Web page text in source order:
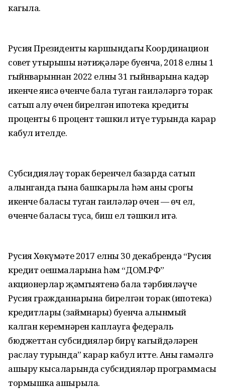
кагыла.
Русия Президенты каршындагы Координацион
совет утырышы нәтиҗәләре буенча, 2018 елның 1
гыйнварыннан 2022 елның 31 гыйнварына кадәр
икенче яисә өченче бала туган гаиләләргә торак
сатып алу өчен бирелгән ипотека кредиты
проценты 6 процент тәшкил итүе турында карар
кабул ителде.
Субсидияләү торак беренчел базарда сатып
алынганда гына башкарыла һәм аның срогы
икенче баласы туган гаиләләр өчен — өч ел,
өченче баласы туса, биш ел тәшкил итә.
Русия Хөкүмәте 2017 елның 30 декабрендә “Русия
кредит оешмаларына һәм “ДОМ.РФ”
акционерлар җәмгыятенә бала тәрбияләүче
Русия гражданнарына бирелгән торак (ипотека)
кредитлары (займнары) буенча алынмый
калган керемнәрен каплауга федераль
бюджеттан субсидияләр бирү кагыйдәләрен
раслау турында” карар кабул итте. Аны гамәлгә
ашыру кысаларында субсидияләр программасы
тормышка ашырыла.